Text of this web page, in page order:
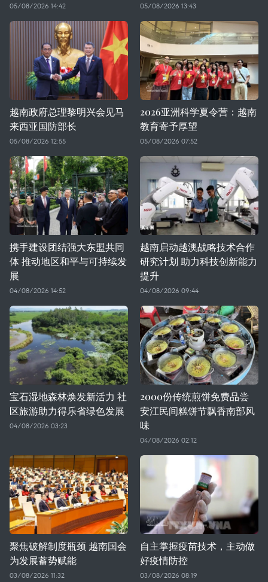
05/08/2026 14:42 05/08/2026 13:43
越南政府总理黎明兴会见马
来西亚国防部长
05/08/2026 12:55
2026亚洲科学夏令营：越南
教育寄予厚望
05/08/2026 07:52
携手建设团结强大东盟共同
体 推动地区和平与可持续发
展
04/08/2026 14:52
越南启动越澳战略技术合作
研究计划 助力科技创新能力
提升
04/08/2026 09:44
宝石湿地森林焕发新活力 社
区旅游助力得乐省绿色发展
04/08/2026 03:23
2000份传统煎饼免费品尝
安江民间糕饼节飘香南部风
味
04/08/2026 02:12
聚焦破解制度瓶颈 越南国会
为发展蓄势赋能
03/08/2026 11:32
自主掌握疫苗技术，主动做
好疫情防控
03/08/2026 08:19